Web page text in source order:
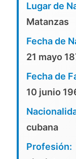
Lugar de
Matanzas
Fecha de
21 mayo
Fecha de
10 junio
cubana
Profesión: